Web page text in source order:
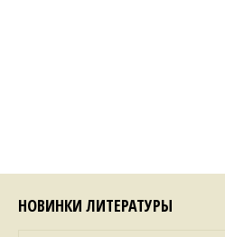
НОВИНКИ ЛИТЕРАТУРЫ